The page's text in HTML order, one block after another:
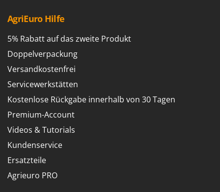
AgriEuro Hilfe
5% Rabatt auf das zweite Produkt
Doppelverpackung
Versandkostenfrei
Servicewerkstätten
Kostenlose Rückgabe innerhalb von 30 Tagen
Premium-Account
Videos & Tutorials
Kundenservice
Ersatzteile
Agrieuro PRO